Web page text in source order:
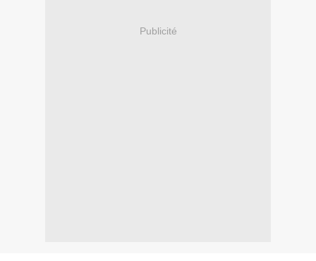
Publicité